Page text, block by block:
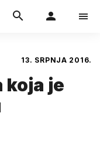
13. SRPNJA 2016.
koja je